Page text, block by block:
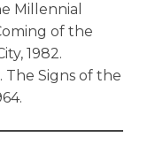
Millennial
of the
1982.
The Signs of the